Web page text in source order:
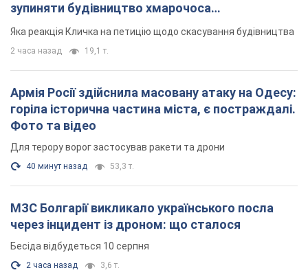
зупиняти будівництво хмарочоса
"московського вірянина"
Яка реакція Кличка на петицію щодо скасування будівництва
2 часа назад 19,1 т.
Армія Росії здійснила масовану атаку на Одесу:
горіла історична частина міста, є постраждалі.
Фото та відео
Для терору ворог застосував ракети та дрони
40 минут назад 53,3 т.
МЗС Болгарії викликало українського посла
через інцидент із дроном: що сталося
Бесіда відбудеться 10 серпня
2 часа назад 3,6 т.